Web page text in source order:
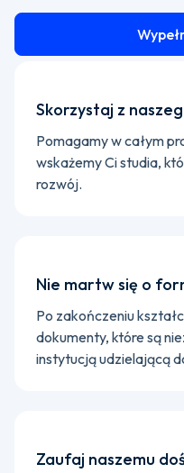
Skorzystaj z
Pomagamy w całym
wskażemy Ci studia,
rozwój.
Nie martw się o
Po zakończeniu
dokumenty, które są
instytucją udzielającą
Zaufaj naszemu